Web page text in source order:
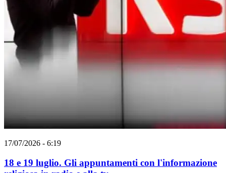
17/07/2026 - 6:19
18 e 19 luglio. Gli appuntamenti con l'informazione